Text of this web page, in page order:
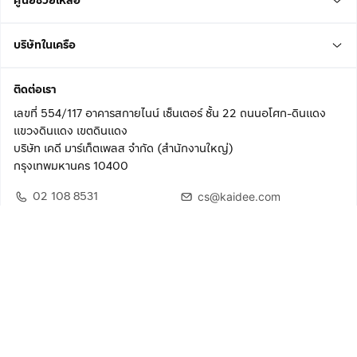
บริษัทในเครือ
ติดต่อเรา
เลขที่ 554/117 อาคารสกายไนน์ เซ็นเตอร์ ชั้น 22 ถนนอโศก-ดินแดง
แขวงดินแดง เขตดินแดง
บริษัท เคดี มาร์เก็ตเพลส จำกัด (สำนักงานใหญ่)
กรุงเทพมหานคร 10400
02 108 8531
cs@kaidee.com